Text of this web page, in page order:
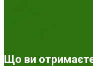
Що ви